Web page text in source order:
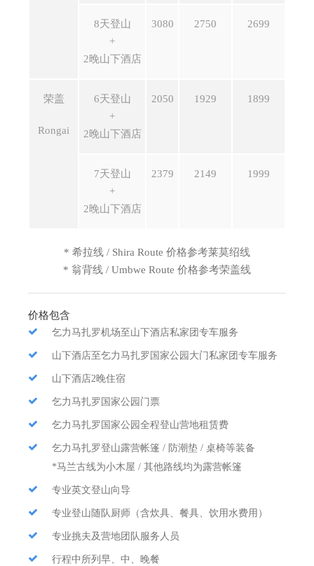
8天登山
+
2晚山下酒店
3080 2750 2699
荣盖
Rongai
6天登山
+
2晚山下酒店
2050 1929 1899
7天登山
+
2晚山下酒店
2379 2149 1999
* 希拉线 / Shira Route 价格参考莱莫绍线
* 翁背线 / Umbwe Route 价格参考荣盖线
价格包含
乞力马扎罗机场至山下酒店私家团专车服务
山下酒店至乞力马扎罗国家公园大门私家团专车服务
山下酒店2晚住宿
乞力马扎罗国家公园门票
乞力马扎罗国家公园全程登山营地租赁费
乞力马扎罗登山露营帐篷 / 防潮垫 / 桌椅等装备
*马兰古线为小木屋 / 其他路线均为露营帐篷
专业英文登山向导
专业登山随队厨师（含炊具、餐具、饮用水费用）
专业挑夫及营地团队服务人员
行程中所列早、中、晚餐